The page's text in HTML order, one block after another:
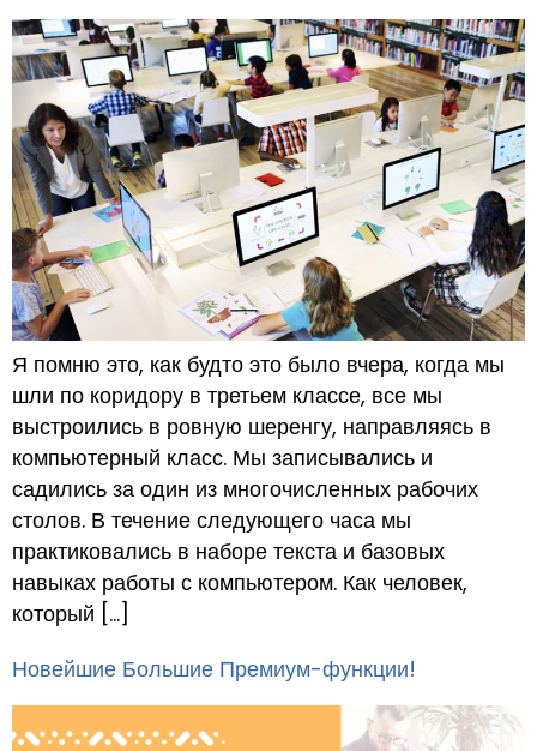
Я помню это, как будто это было вчера, когда мы
шли по коридору в третьем классе, все мы
выстроились в ровную шеренгу, направляясь в
компьютерный класс. Мы записывались и
садились за один из многочисленных рабочих
столов. В течение следующего часа мы
практиковались в наборе текста и базовых
навыках работы с компьютером. Как человек,
который […]
Новейшие Большие Премиум-функции!